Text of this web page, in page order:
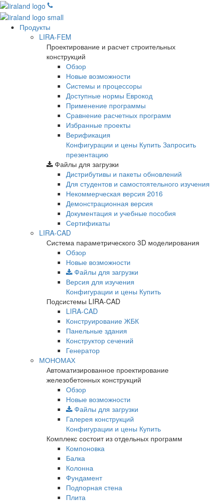
Продукты
LIRA-FEM
Проектирование и расчет строительных
конструкций
Обзор
Новые возможности
Cистемы и процессоры
Доступные нормы Еврокод
Применение программы
Сравнение расчетных программ
Избранные проекты
Верификация
Конфигурации и цены Купить Запросить
презентацию
Файлы для загрузки
Дистрибутивы и пакеты обновлений
Для студентов и самостоятельного изучения
Некоммерческая версия 2016
Демонстрационная версия
Документация и учебные пособия
Сертификаты
LIRA-CAD
Система параметрического 3D моделирования
Обзор
Новые возможности
Файлы для загрузки
Версия для изучения
Конфигурации и цены Купить
Подсистемы LIRA-CAD
LIRA-CAD
Конструирование ЖБК
Панельные здания
Конструктор сечений
Генератор
МОНОМАХ
Автоматизированное проектирование
железобетонных конструкций
Обзор
Новые возможности
Файлы для загрузки
Галерея конструкций
Конфигурации и цены Купить
Комплекс состоит из отдельных программ
Компоновка
Балка
Колонна
Фундамент
Подпорная стена
Плита